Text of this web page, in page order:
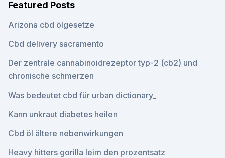
Featured Posts
Arizona cbd ölgesetze
Cbd delivery sacramento
Der zentrale cannabinoidrezeptor typ-2 (cb2) und
chronische schmerzen
Was bedeutet cbd für urban dictionary_
Kann unkraut diabetes heilen
Cbd öl ältere nebenwirkungen
Heavy hitters gorilla leim den prozentsatz